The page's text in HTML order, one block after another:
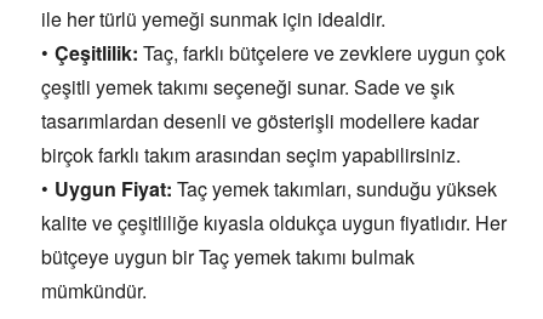
ile her türlü yemeği sunmak için idealdir.
Çeşitlilik: Taç, farklı bütçelere ve zevklere uygun çok
çeşitli yemek takımı seçeneği sunar. Sade ve şık
tasarımlardan desenli ve gösterişli modellere kadar
birçok farklı takım arasından seçim yapabilirsiniz.
Uygun Fiyat: Taç yemek takımları, sunduğu yüksek
kalite ve çeşitliliğe kıyasla oldukça uygun fiyatlıdır. Her
bütçeye uygun bir Taç yemek takımı bulmak
mümkündür.